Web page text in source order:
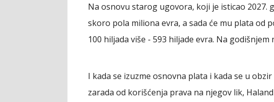
Na osnovu starog ugovora, koji je isticao 2027.
skoro pola miliona evra, a sada će mu plata od
100 hiljada više - 593 hiljade evra. Na
I kada se izuzme osnovna plata i kada se u
zarada od korišćenja prava na njegov lik,